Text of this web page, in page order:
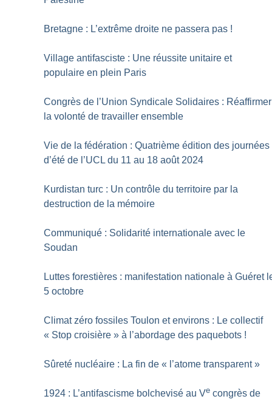
Bretagne : L’extrême droite ne passera pas !
Village antifasciste : Une réussite unitaire et
populaire en plein Paris
Congrès de l’Union Syndicale Solidaires : Réaffirmer
la volonté de travailler ensemble
Vie de la fédération : Quatrième édition des journées
d’été de l’UCL du 11 au 18 août 2024
Kurdistan turc : Un contrôle du territoire par la
destruction de la mémoire
Communiqué : Solidarité internationale avec le
Soudan
Luttes forestières : manifestation nationale à Guéret
5 octobre
Climat zéro fossiles Toulon et environs : Le collectif
« Stop croisière » à l’abordage des paquebots !
Sûreté nucléaire : La fin de « l’atome transparent »
1924 : L’antifascisme bolchevisé au Ve congrès de